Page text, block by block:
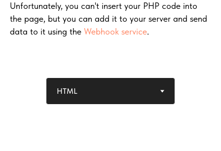
Unfortunately, you can't insert your PHP code into
the page, but you can add it to your server and send
data to it using the Webhook service.